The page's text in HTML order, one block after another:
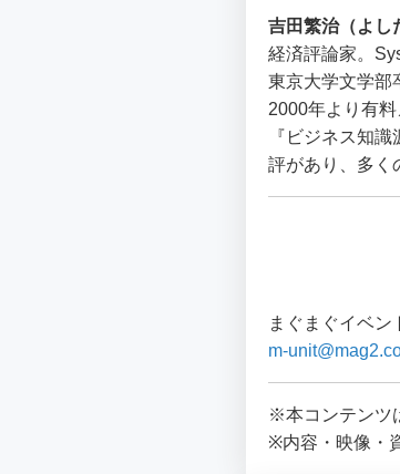
吉田繁治（よし
経済評論家。
東京大学文学部
2000年より有
『ビジネス知
評があり、多く
まぐまぐイベン
m-
※本コンテンツ
※内容・映像・